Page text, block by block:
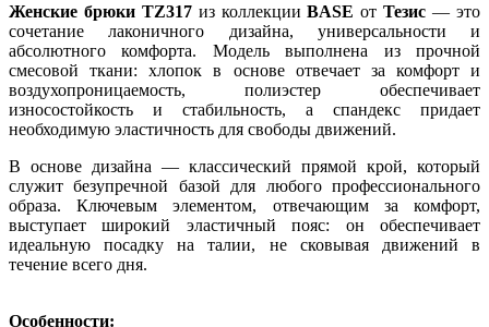
Женские брюки TZ317из коллекцииBASE отТезис — это
сочетание лаконичного дизайна, универсальности и
абсолютного комфорта. Модель выполнена из прочной
смесовой ткани: хлопок в основе отвечает за комфорт и
воздухопроницаемость, полиэстер обеспечивает
износостойкость и стабильность, а спандекс придает
необходимую эластичность для свободы движений.
В основе дизайна — классический прямой крой, который
служит безупречной базой для любого профессионального
образа. Ключевым элементом, отвечающим за комфорт,
выступает широкий эластичный пояс: он обеспечивает
идеальную посадку на талии, не сковывая движений в
течение всего дня.
Особенности: